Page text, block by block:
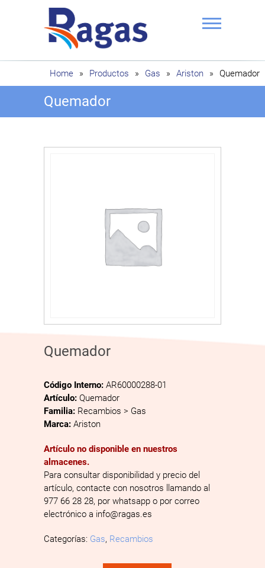
Ragas
Home » Productos » Gas » Ariston » Quemador
Quemador
Quemador
Código Interno: AR60000288-01
Artículo: Quemador
Familia: Recambios > Gas
Marca: Ariston
Artículo no disponible en nuestros
almacenes.
Para consultar disponibilidad y precio del
artículo, contacte con nosotros llamando al
977 66 28 28, por whatsapp o por correo
electrónico a info@ragas.es
Categorías: Gas, Recambios